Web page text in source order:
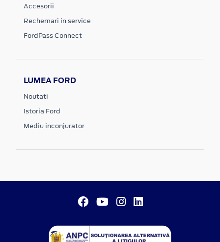
Accesorii
Rechemari in service
FordPass Connect
LUMEA FORD
Noutati
Istoria Ford
Mediu inconjurator